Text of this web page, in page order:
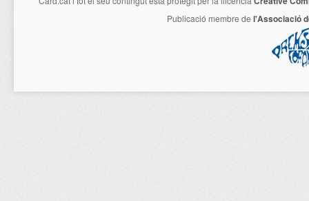
Publicació membre de l'Associació